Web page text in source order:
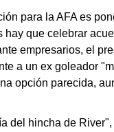
para la AFA es
que celebrar
empresarios, el
a un ex goleador
opción parecida,
del hincha de